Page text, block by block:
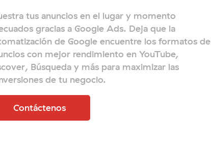
tus anuncios en el lugar y momento
gracias a Google Ads. Deja que la
de Google encuentre los formatos de
con mejor rendimiento en YouTube,
Búsqueda y más para maximizar las
de tu negocio.
Contáctenos